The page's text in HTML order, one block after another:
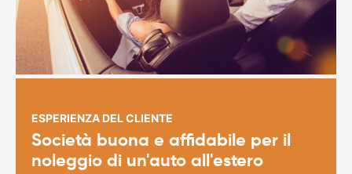
ESPERIENZA DEL CLIENTE
Società buona e affidabile per il
noleggio di un'auto all'estero